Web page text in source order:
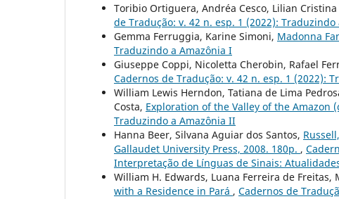
Toribio Ortiguera, Andréa Cesco, Lilian
de Tradução: v. 42 n. esp. 1 (2022):
Gemma Ferruggia, Karine Simoni, Madonna
Traduzindo a Amazônia I
Giuseppe Coppi, Nicoletta Cherobin, Rafael
Cadernos de Tradução: v. 42 n. esp. 1 (2022):
William Lewis Herndon, Tatiana de Lima
Costa, Exploration of the Valley of the Amazon
Traduzindo a Amazônia II
Hanna Beer, Silvana Aguiar dos Santos,
Gallaudet University Press, 2008. 180p. ,
Interpretação de Línguas de Sinais:
William H. Edwards, Luana Ferreira de Freitas,
with a Residence in Pará , Cadernos de